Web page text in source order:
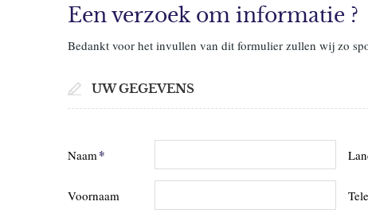
Een verzoek om informatie ?
Bedankt voor het invullen van dit formulier zullen wij zo
UW GEGEVENS
Naam *
Voornaam